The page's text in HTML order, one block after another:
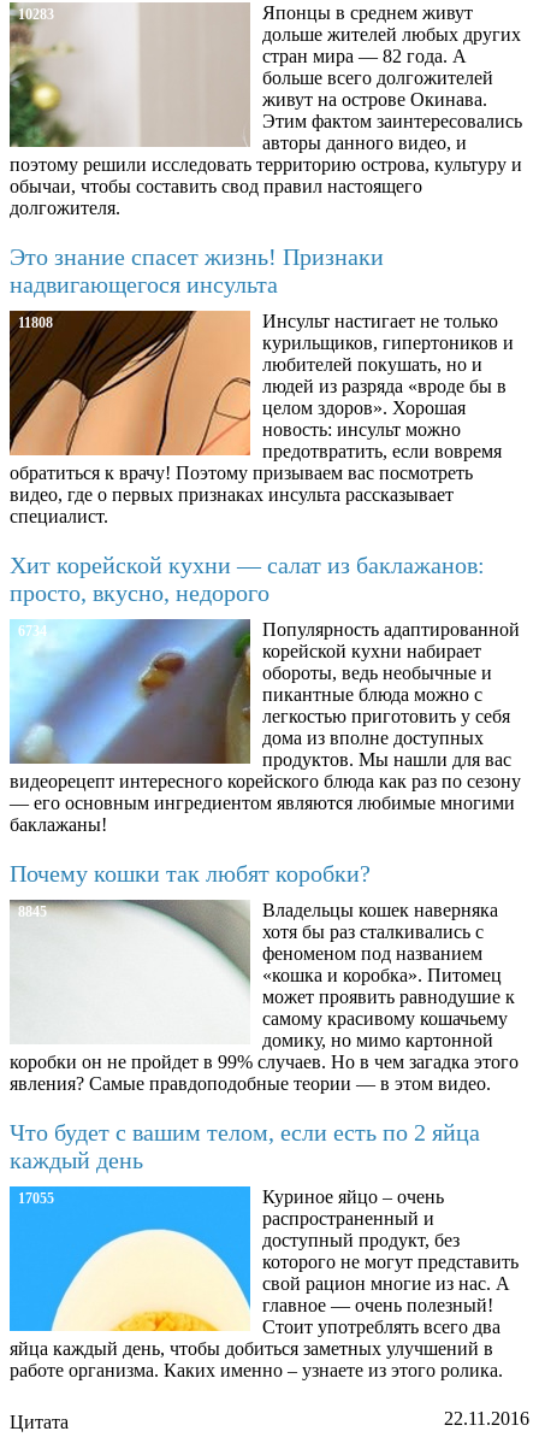
10283
Японцы в среднем живут
дольше жителей любых других
стран мира — 82 года. А
больше всего долгожителей
живут на острове Окинава.
Этим фактом заинтересовались
авторы данного видео, и
поэтому решили исследовать территорию острова, культуру и
обычаи, чтобы составить свод правил настоящего
долгожителя.
Это знание спасет жизнь! Признаки
надвигающегося инсульта
11808
Инсульт настигает не только
курильщиков, гипертоников и
любителей покушать, но и
людей из разряда «вроде бы в
целом здоров». Хорошая
новость: инсульт можно
предотвратить, если вовремя
обратиться к врачу! Поэтому призываем вас посмотреть
видео, где о первых признаках инсульта рассказывает
специалист.
Хит корейской кухни — салат из баклажанов:
просто, вкусно, недорого
6734
Популярность адаптированной
корейской кухни набирает
обороты, ведь необычные и
пикантные блюда можно с
легкостью приготовить у себя
дома из вполне доступных
продуктов. Мы нашли для вас
видеорецепт интересного корейского блюда как раз по сезону
— его основным ингредиентом являются любимые многими
баклажаны!
Почему кошки так любят коробки?
8845
Владельцы кошек наверняка
хотя бы раз сталкивались с
феноменом под названием
«кошка и коробка». Питомец
может проявить равнодушие к
самому красивому кошачьему
домику, но мимо картонной
коробки он не пройдет в 99% случаев. Но в чем загадка этого
явления? Самые правдоподобные теории — в этом видео.
Что будет с вашим телом, если есть по 2 яйца
каждый день
17055
Куриное яйцо – очень
распространенный и
доступный продукт, без
которого не могут представить
свой рацион многие из нас. А
главное — очень полезный!
Стоит употреблять всего два
яйца каждый день, чтобы добиться заметных улучшений в
работе организма. Каких именно – узнаете из этого ролика.
22.11.2016
Цитата